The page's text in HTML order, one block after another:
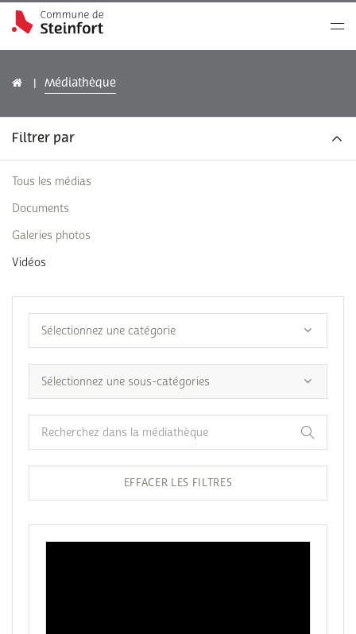
Médiathèque
Filtrer par
Tous les médias
Documents
Galeries photos
Vidéos
EFFACER LES FILTRES